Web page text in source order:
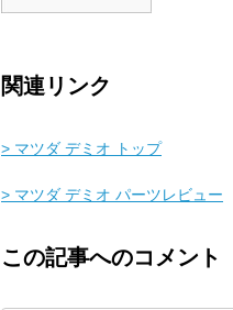
関連リンク
> マツダ デミオ トップ
> マツダ デミオ パーツレビュー
この記事へのコメント